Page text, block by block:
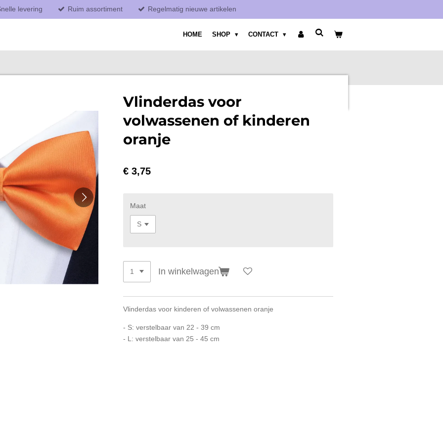
levering Ruim assortiment Regelmatig nieuwe artikelen
HOME SHOP CONTACT
Vlinderdas voor
volwassenen of kinderen
oranje
€ 3,75
Maat
In winkelwagen
Vlinderdas voor kinderen of volwassenen oranje
- S: verstelbaar van 22 - 39 cm
- L: verstelbaar van 25 - 45 cm